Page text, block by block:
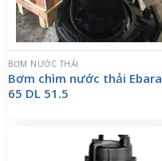
BƠM NƯỚC THẢI
Bơm chìm nước thải Ebara
65 DL 51.5